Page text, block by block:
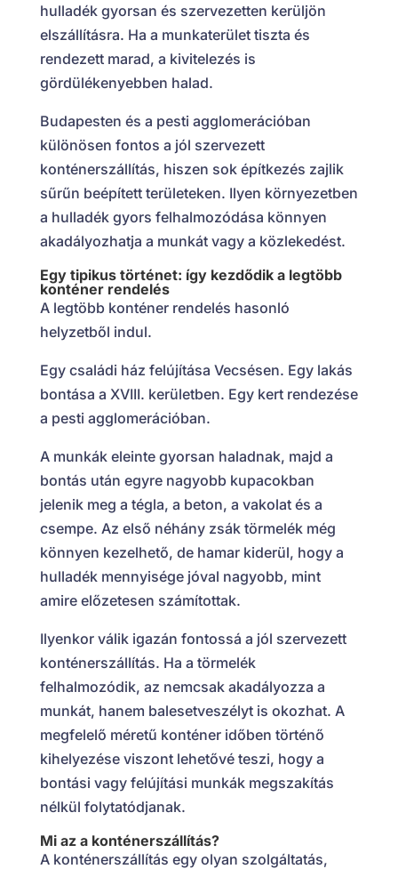
hulladék gyorsan és szervezetten kerüljön
elszállításra. Ha a munkaterület tiszta és
rendezett marad, a kivitelezés is
gördülékenyebben halad.
Budapesten és a pesti agglomerációban
különösen fontos a jól szervezett
konténerszállítás, hiszen sok építkezés zajlik
sűrűn beépített területeken. Ilyen környezetben
a hulladék gyors felhalmozódása könnyen
akadályozhatja a munkát vagy a közlekedést.
Egy tipikus történet: így kezdődik a legtöbb
konténer rendelés
A legtöbb konténer rendelés hasonló
helyzetből indul.
Egy családi ház felújítása Vecsésen. Egy lakás
bontása a XVIII. kerületben. Egy kert rendezése
a pesti agglomerációban.
A munkák eleinte gyorsan haladnak, majd a
bontás után egyre nagyobb kupacokban
jelenik meg a tégla, a beton, a vakolat és a
csempe. Az első néhány zsák törmelék még
könnyen kezelhető, de hamar kiderül, hogy a
hulladék mennyisége jóval nagyobb, mint
amire előzetesen számítottak.
Ilyenkor válik igazán fontossá a jól szervezett
konténerszállítás. Ha a törmelék
felhalmozódik, az nemcsak akadályozza a
munkát, hanem balesetveszélyt is okozhat. A
megfelelő méretű konténer időben történő
kihelyezése viszont lehetővé teszi, hogy a
bontási vagy felújítási munkák megszakítás
nélkül folytatódjanak.
Mi az a konténerszállítás?
A konténerszállítás egy olyan szolgáltatás,